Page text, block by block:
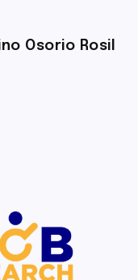
Osorio Rosil